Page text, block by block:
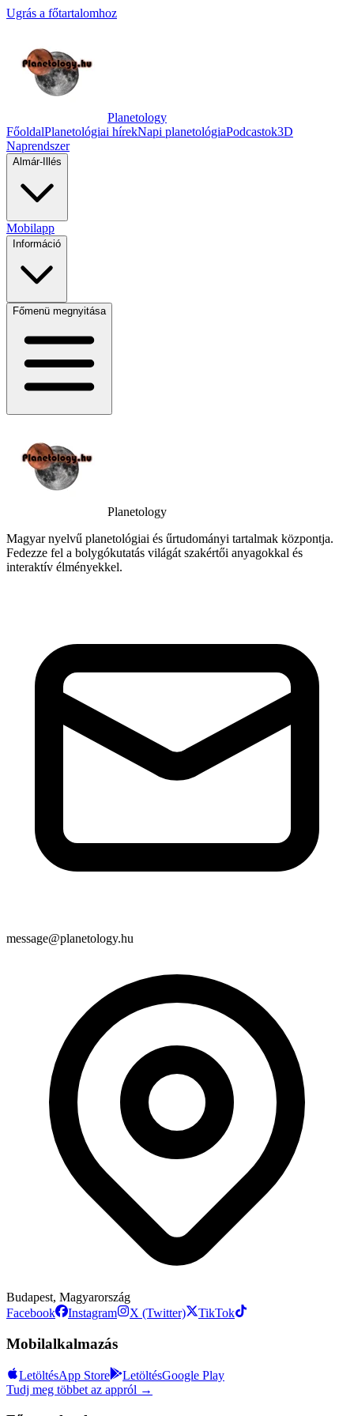
Ugrás a főtartalomhoz
Planetology
FőoldalPlanetológiai hírekNapi planetológiaPodcastok3D
Naprendszer
Almár-Illés
Mobilapp
Információ
Főmenü megnyitása
Planetology
Magyar nyelvű planetológiai és űrtudományi tartalmak központja.
Fedezze fel a bolygókutatás világát szakértői anyagokkal és
interaktív élményekkel.
message@planetology.hu
Budapest, Magyarország
Facebook
Instagram X (Twitter) TikTok
Mobilalkalmazás
LetöltésApp Store LetöltésGoogle Play
Tudj meg többet az appról →